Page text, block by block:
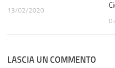
13/02/2020
LASCIA UN COMMENTO